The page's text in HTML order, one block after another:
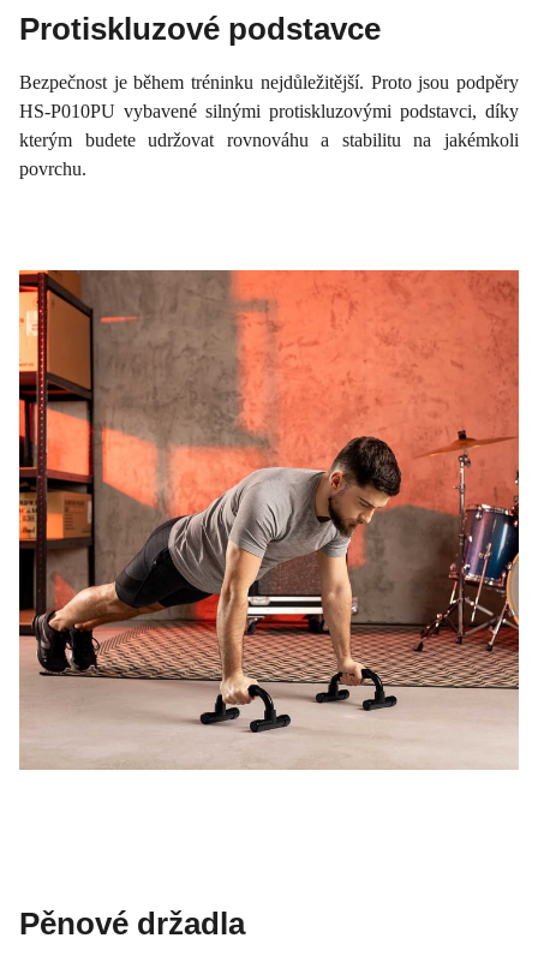
Protiskluzové podstavce
Bezpečnost je během tréninku nejdůležitější. Proto jsou podpěry
HS-P010PU vybavené silnými protiskluzovými podstavci, díky
kterým budete udržovat rovnováhu a stabilitu na jakémkoli
povrchu.
Pěnové držadla